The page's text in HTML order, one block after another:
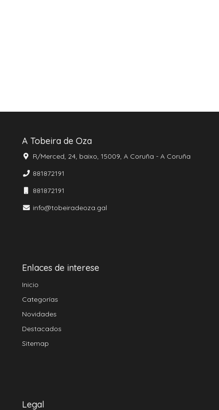
A Tobeira de Oza
R/Merced, 24, baixo, 15009, A Coruña - A Coruña
881872191
881872191
info@tobeiradeoza.gal
Enlaces de interese
Inicio
Categorías
Novidades
Destacados
Sitemap
Legal